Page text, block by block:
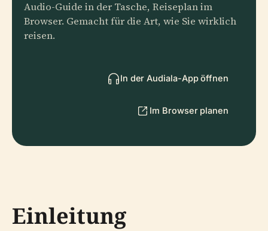
Audio-Guide in der Tasche, Reiseplan im
Browser. Gemacht für die Art, wie Sie wirklich
reisen.
In der Audiala-App öffnen
Im Browser planen
Einleitung